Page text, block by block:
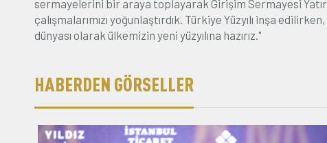
sermayelerini bir araya toplayarak Girişim Sermayesi
çalışmalarımızı yoğunlaştırdık. Türkiye Yüzyılı inşa
dünyası olarak ülkemizin yeni yüzyılına hazırız."
HABERDEN GÖRSELLER